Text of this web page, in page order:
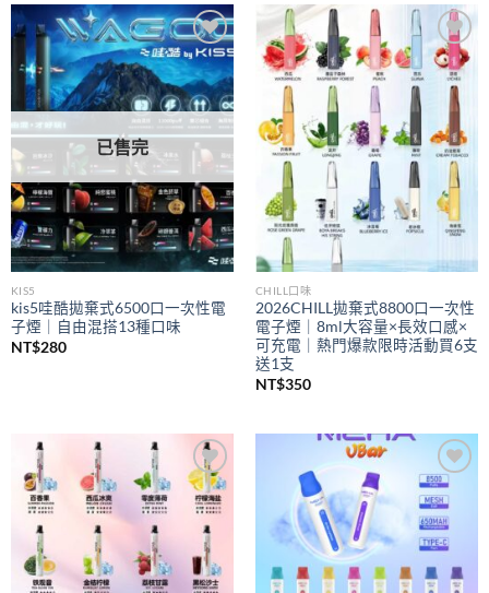
NT$300
到
NT$350
Add to
wishlist
已售完
KIS5
kis5哇酷拋棄式6500口一次性電
子煙｜自由混搭13種口味
NT$280
Add to
wishlist
CHILL口味
2026CHILL拋棄式8800口一次性
電子煙｜8ml大容量×長效口感×
可充電｜熱門爆款限時活動買6支
送1支
NT$350
Add to
wishlist
Add to
wishlist